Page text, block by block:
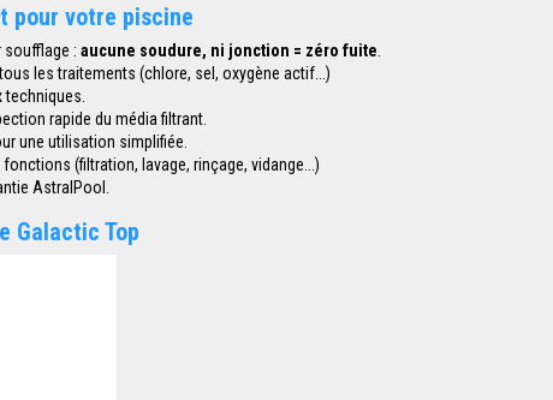
pour votre piscine
soufflage : aucune soudure, ni jonction = zéro fuite
les traitements (chlore, sel, oxygène actif...)
rapide du média filtrant.
une utilisation simplifiée.
(filtration, lavage, rinçage, vidange...)
AstralPool.
Galactic Top